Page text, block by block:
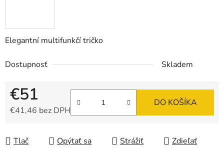
Elegantní multifunkčí tričko
Dostupnosť Skladem
€51
€41,46 bez DPH
DO KOŠÍKA
Tlač Opýtať sa Strážiť Zdieľať